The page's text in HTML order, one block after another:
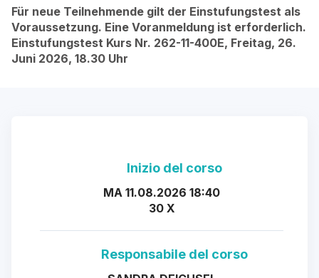
Für neue Teilnehmende gilt der Einstufungstest als
Voraussetzung. Eine Voranmeldung ist erforderlich.
Einstufungstest Kurs Nr. 262-11-400E, Freitag, 26.
Juni 2026, 18.30 Uhr
Inizio del corso
MA 11.08.2026 18:40
30 X
Responsabile del corso